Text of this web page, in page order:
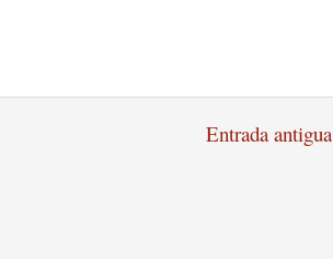
Entrada antigua